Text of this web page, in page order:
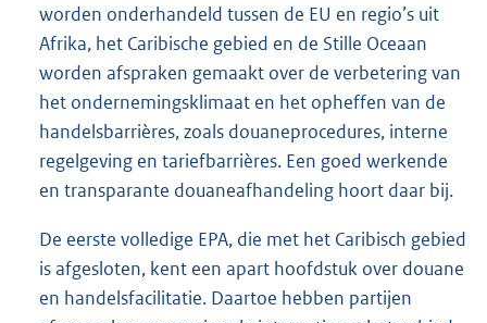
worden onderhandeld tussen de EU en regio’s uit
Afrika, het Caribische gebied en de Stille Oceaan
worden afspraken gemaakt over de verbetering van
het ondernemingsklimaat en het opheffen van de
handelsbarrières, zoals douaneprocedures, interne
regelgeving en tariefbarrières. Een goed werkende
en transparante douaneafhandeling hoort daar bij.
De eerste volledige EPA, die met het Caribisch gebied
is afgesloten, kent een apart hoofdstuk over douane
en handelsfacilitatie. Daartoe hebben partijen